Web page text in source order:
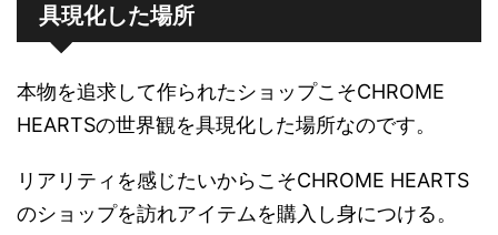
具現化した場所
本物を追求して作られたショップこそCHROME
HEARTSの世界観を具現化した場所なのです。
リアリティを感じたいからこそCHROME HEARTS
のショップを訪れアイテムを購入し身につける。